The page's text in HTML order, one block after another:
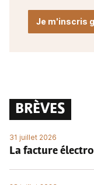
Je m'inscris
BRÈVES
31 juillet 2026
La facture